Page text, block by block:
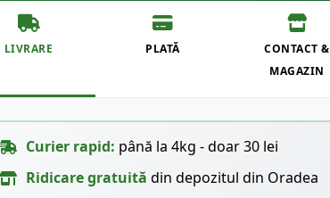
LIVRARE PLATĂ
CONTACT &
MAGAZIN
Curier rapid: până la 4kg - doar 30 lei
Ridicare gratuită din depozitul din Oradea